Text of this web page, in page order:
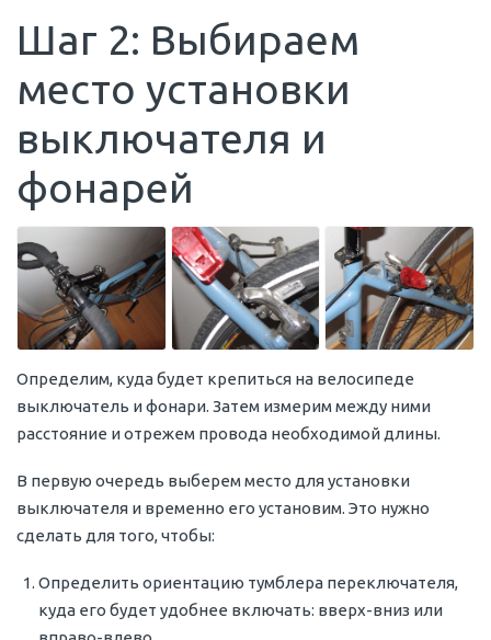
Шаг 2: Выбираем
место установки
выключателя и
фонарей
Определим, куда будет крепиться на велосипеде
выключатель и фонари. Затем измерим между ними
расстояние и отрежем провода необходимой длины.
В первую очередь выберем место для установки
выключателя и временно его установим. Это нужно
сделать для того, чтобы:
Определить ориентацию тумблера переключателя,
куда его будет удобнее включать: вверх-вниз или